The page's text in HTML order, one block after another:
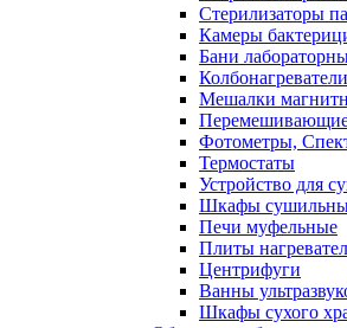
Стерилизаторы
Камеры
Бани
Колбонагреватели
Мешалки
Перемешивающие
Фотометры,
Термостаты
Устройство для
Шкафы
Печи муфельные
Плиты
Центрифуги
Ванны
Шкафы сухого